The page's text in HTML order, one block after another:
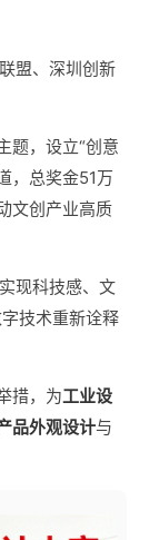
盟、深圳创新
题，设立“创意
，总奖金51万
文创产业高质
现科技感、文
技术重新诠释
措，为工业设
品外观设计与